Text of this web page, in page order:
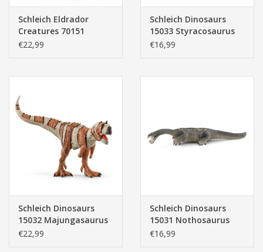
Schleich Eldrador
Creatures 70151
Jungleheerser
€22,99
Schleich Dinosaurs
15033 Styracosaurus
€16,99
Schleich Dinosaurs
15032 Majungasaurus
€22,99
Schleich Dinosaurs
15031 Nothosaurus
€16,99